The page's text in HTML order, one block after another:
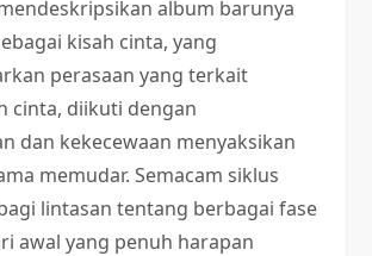
album barunya
kisah cinta, yang
perasaan yang terkait
cinta, diikuti dengan
dan kekecewaan menyaksikan
memudar. Semacam siklus
lintasan tentang berbagai fase
awal yang penuh harapan